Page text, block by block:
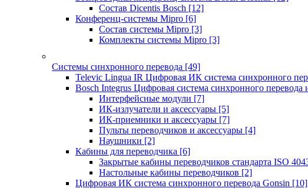
Состав Dicentis Bosch [12]
Конференц-системы Mipro [6]
Состав системы Mipro [3]
Комплекты системы Mipro [3]
Системы синхронного перевода [49]
Televic Lingua IR Цифровая ИК система синхронного
Bosch Integrus Цифровая система синхронного перевода
Интерфейсные модули [7]
ИК-излучатели и аксессуары [5]
ИК-приемники и аксессуары [7]
Пульты переводчиков и аксессуары [4]
Наушники [2]
Кабины для переводчика [6]
Закрытые кабины переводчиков стандарта ISO
Настольные кабины переводчиков [2]
Цифровая ИК система синхронного перевода Gonsin [10]